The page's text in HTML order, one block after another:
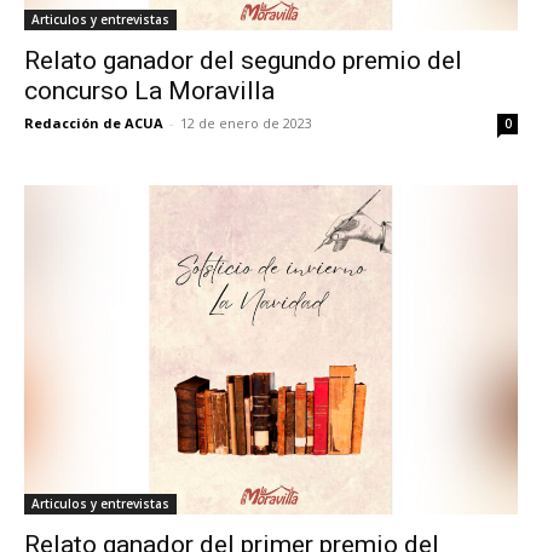
Articulos y entrevistas
Relato ganador del segundo premio del
concurso La Moravilla
Redacción de ACUA - 12 de enero de 2023 0
Articulos y entrevistas
Relato ganador del primer premio del